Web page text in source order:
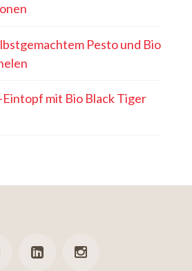
Pesto und Bio
mit Bio Black Tiger